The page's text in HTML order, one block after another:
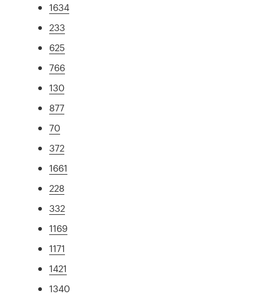
1634
233
625
766
130
877
70
372
1661
228
332
1169
1171
1421
1340